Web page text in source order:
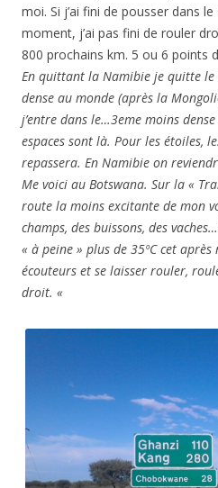
moi. Si j’ai fini de pousser dans
moment, j’ai pas fini de rouler
800 prochains km. 5 ou 6 points
En quittant la Namibie je quitte le
dense au monde (après la
j’entre dans le…3eme moins
espaces sont là. Pour les étoiles,
repassera. En Namibie on
Me voici au Botswana. Sur la «
route la moins excitante de mon
champs, des buissons, des
« à peine » plus de 35ºC cet
écouteurs et se laisser rouler,
droit. «